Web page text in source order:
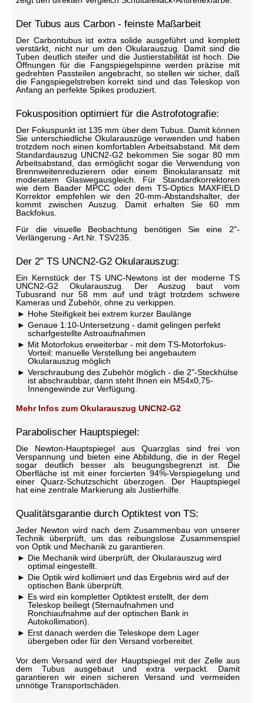
Der Tubus aus Carbon - feinste Maßarbeit
Der Carbontubus ist extra solide ausgeführt und komplett
verstärkt, nicht nur um den Okularauszug. Damit sind die
Tuben deutlich steifer und die Justierstabilität ist hoch. Die
Öffnungen für die Fangspiegelspinne werden präzise mit
gedrehten Passteilen angebracht, so stellen wir sicher, daß
die Fangspiegelstreben korrekt sind und das Teleskop von
Anfang an perfekte Spikes produziert.
Fokusposition optimiert für die Astrofotografie:
Der Fokuspunkt ist 135 mm über dem Tubus. Damit können
Sie unterschiedliche Okularauszüge verwenden und haben
trotzdem noch einen komfortablen Arbeitsabstand. Mit dem
Standardauszug UNCN2-G2 bekommen Sie sogar 80 mm
Arbeitsabstand, das ermöglicht sogar die Verwendung von
Brennweitenreduzierern oder einem Binokularansatz mit
moderatem Glaswegausgleich. Für Standardkorrektoren
wie dem Baader MPCC oder dem TS-Optics MAXFIELD
Korrektor empfehlen wir den 20-mm-Abstandshalter, der
kommt zwischen Auszug. Damit erhalten Sie 60 mm
Backfokus.
Für die visuelle Beobachtung benötigen Sie eine 2"-
Verlängerung - Art.Nr. TSV235.
Der 2" TS UNCN2-G2 Okularauszug:
Ein Kernstück der TS UNC-Newtons ist der moderne TS
UNCN2-G2 Okularauszug. Der Auszug baut vom
Tubusrand nur 58 mm auf und trägt trotzdem schwere
Kameras und Zubehör, ohne zu verkippen.
Hohe Steifigkeit bei extrem kurzer Baulänge
Genaue 1:10-Untersetzung - damit gelingen perfekt
scharfgestellte Astroaufnahmen
Mit Motorfokus erweiterbar - mit dem TS-Motorfokus-
Vorteil: manuelle Verstellung bei angebautem
Okularauszug möglich
Verschraubung des Zubehör möglich - die 2"-Steckhülse
ist abschraubbar, dann steht Ihnen ein M54x0,75-
Innengewinde zur Verfügung.
Mehr Infos zum Okularauszug UNCN2-G2
Parabolischer Hauptspiegel:
Die Newton-Hauptspiegel aus Quarzglas sind frei von
Verspannung und bieten eine Abbildung, die in der Regel
sogar deutlich besser als beugungsbegrenzt ist. Die
Oberfläche ist mit einer forcierten 94%-Verspiegelung und
einer Quarz-Schutzschicht überzogen. Der Hauptspiegel
hat eine zentrale Markierung als Justierhilfe.
Qualitätsgarantie durch Optiktest von TS:
Jeder Newton wird nach dem Zusammenbau von unserer
Technik überprüft, um das reibungslose Zusammenspiel
von Optik und Mechanik zu garantieren.
Die Mechanik wird überprüft, der Okularauszug wird
optimal eingestellt.
Die Optik wird kollimiert und das Ergebnis wird auf der
optischen Bank überprüft.
Es wird ein kompletter Optiktest erstellt, der dem
Teleskop beiliegt (Sternaufnahmen und
Ronchiaufnahme auf der optischen Bank in
Autokollimation).
Erst danach werden die Teleskope dem Lager
übergeben oder für den Versand vorbereitet.
Vor dem Versand wird der Hauptspiegel mit der Zelle aus
dem Tubus ausgebaut und extra verpackt. Damit
garantieren wir einen sicheren Versand und vermeiden
unnötige Transportschäden.